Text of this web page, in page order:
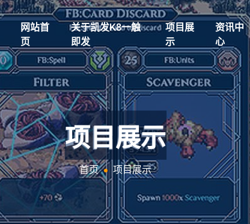
网站首
页
关于凯发k8一触
即发
项目展
示
资讯中
心
项目展示
首页 项目展示